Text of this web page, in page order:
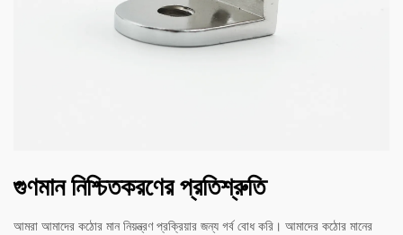
গুণমান নিশ্চিতকরণের প্রতিশ্রুতি
আমরা আমাদের কঠোর মান নিয়ন্ত্রণ প্রক্রিয়ার জন্য গর্ব বোধ করি। আমাদের কঠোর মানের